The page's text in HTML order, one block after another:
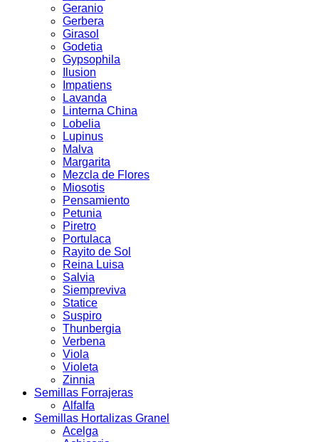
Geranio
Gerbera
Girasol
Godetia
Gypsophila
Ilusion
Impatiens
Lavanda
Linterna China
Lobelia
Lupinus
Malva
Margarita
Mezcla de Flores
Miosotis
Pensamiento
Petunia
Piretro
Portulaca
Rayito de Sol
Reina Luisa
Salvia
Siempreviva
Statice
Suspiro
Thunbergia
Verbena
Viola
Violeta
Zinnia
Semillas Forrajeras
Alfalfa
Semillas Hortalizas Granel
Acelga